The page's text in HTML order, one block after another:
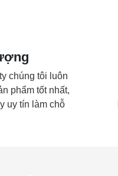
chúng tôi luôn
phẩm tốt nhất,
uy tín làm chỗ